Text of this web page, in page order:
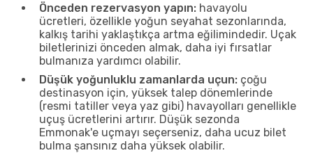
Önceden rezervasyon yapın: havayolu
ücretleri, özellikle yoğun seyahat sezonlarında,
kalkış tarihi yaklaştıkça artma eğilimindedir. Uçak
biletlerinizi önceden almak, daha iyi fırsatlar
bulmanıza yardımcı olabilir.
Düşük yoğunluklu zamanlarda uçun: çoğu
destinasyon için, yüksek talep dönemlerinde
(resmi tatiller veya yaz gibi) havayolları genellikle
uçuş ücretlerini artırır. Düşük sezonda
Emmonak'e uçmayı seçerseniz, daha ucuz bilet
bulma şansınız daha yüksek olabilir.